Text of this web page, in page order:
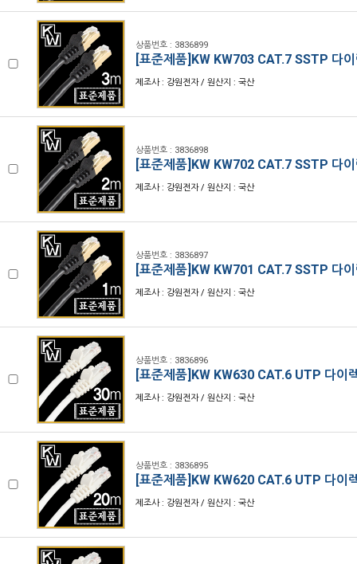
상품번호 : 3836899
[표준제품]KW KW703 CAT.7 SSTP 다
제조사 : 강원전자 / 원산지 : 국산
상품번호 : 3836898
[표준제품]KW KW702 CAT.7 SSTP 다
제조사 : 강원전자 / 원산지 : 국산
상품번호 : 3836897
[표준제품]KW KW701 CAT.7 SSTP 다
제조사 : 강원전자 / 원산지 : 국산
상품번호 : 3836896
[표준제품]KW KW630 CAT.6 UTP 다이
제조사 : 강원전자 / 원산지 : 국산
상품번호 : 3836895
[표준제품]KW KW620 CAT.6 UTP 다이
제조사 : 강원전자 / 원산지 : 국산